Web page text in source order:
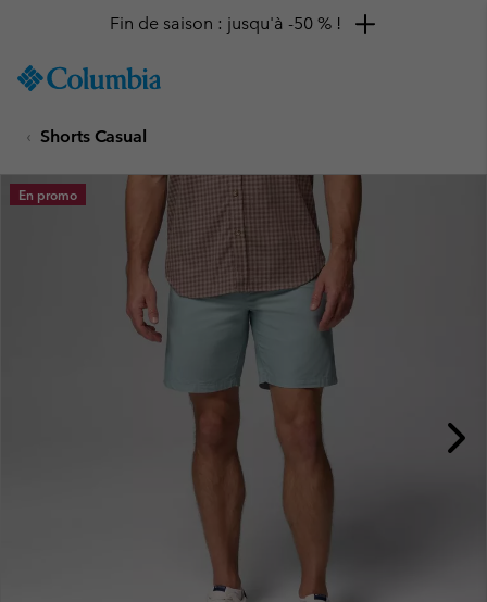
TO
SKIP
MAIN
NAV
Fin de saison : jusqu'à -50 % !
Shorts Casual
En promo